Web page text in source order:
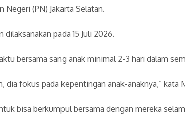
(PN) Jakarta Selatan.
pada 15 Juli 2026.
bersama sang anak minimal 2-3 hari dalam
dia fokus pada kepentingan anak-anaknya,” kata
bisa berkumpul bersama dengan mereka